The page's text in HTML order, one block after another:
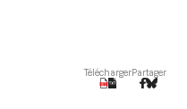
TéléchargerPartager